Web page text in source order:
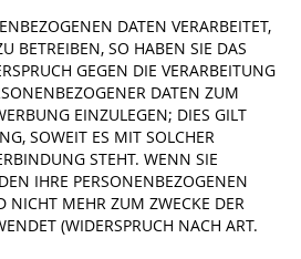
DATEN VERARBEITET,
BETREIBEN, SO HABEN SIE DAS
GEGEN DIE VERARBEITUNG
DATEN ZUM
EINZULEGEN; DIES GILT
SOWEIT ES MIT SOLCHER
STEHT. WENN SIE
IHRE PERSONENBEZOGENEN
NICHT MEHR ZUM ZWECKE DER
(WIDERSPRUCH NACH ART.